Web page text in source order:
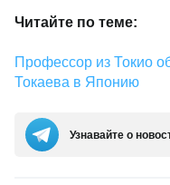
Читайте по теме:
Профессор из Токио
Токаева в Японию
Узнавайте о